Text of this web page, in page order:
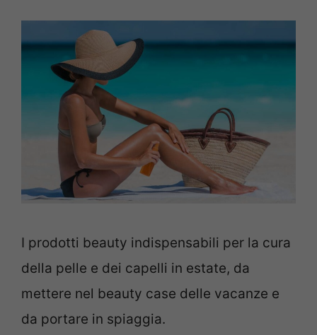
I prodotti beauty indispensabili per la cura
della pelle e dei capelli in estate, da
mettere nel beauty case delle vacanze e
da portare in spiaggia.